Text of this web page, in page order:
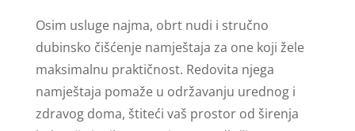
Osim usluge najma, obrt nudi i stručno
dubinsko čišćenje namještaja za one koji žele
maksimalnu praktičnost. Redovita njega
namještaja pomaže u održavanju urednog i
zdravog doma, štiteći vaš prostor od širenja